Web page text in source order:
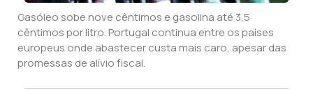
Gasóleo sobe nove cêntimos e gasolina até 3,5
cêntimos por litro. Portugal continua entre os países
europeus onde abastecer custa mais caro, apesar das
promessas de alívio fiscal.